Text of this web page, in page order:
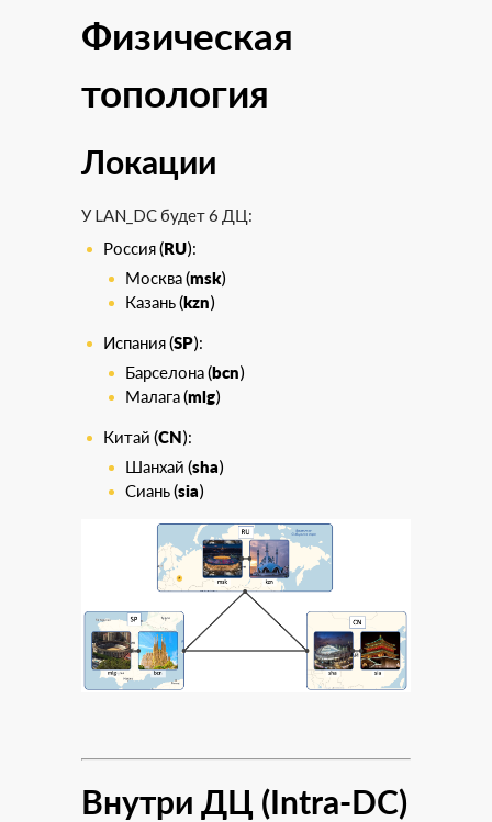
Физическая
топология
Локации
У LAN_DC будет 6 ДЦ:
Россия (RU):
Москва (msk)
Казань (kzn)
Испания (SP):
Барселона (bcn)
Малага (mlg)
Китай (CN):
Шанхай (sha)
Сиань (sia)
Внутри ДЦ (Intra-DC)